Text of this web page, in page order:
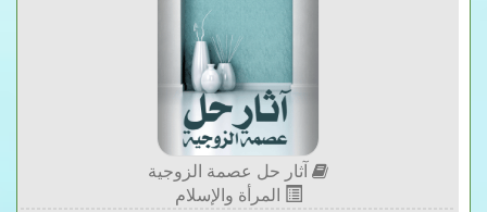
آثار حل عصمة الزوجية
المرأة والإسلام